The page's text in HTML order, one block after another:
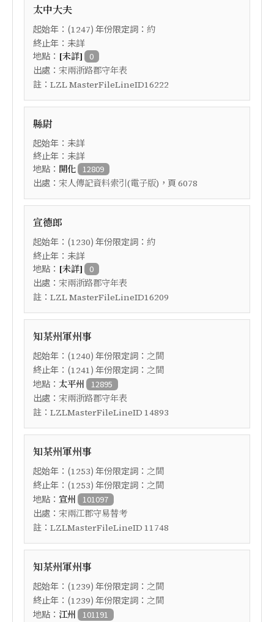
太中大夫
起始年：(1247) 年份限定詞： 約
終止年：未詳
地點： [未詳] 0
出處： 宋兩浙路郡守年表
註： LZL MasterFileLineID16222
縣尉
起始年：未詳
終止年：未詳
地點： 開化 12809
出處： 宋人傳記資料索引(電子版) ，頁 6078
宣德郎
起始年：(1230) 年份限定詞： 約
終止年：未詳
地點： [未詳] 0
出處： 宋兩浙路郡守年表
註： LZL MasterFileLineID16209
知某州軍州事
起始年：(1240) 年份限定詞： 之間
終止年：(1241) 年份限定詞： 之間
地點： 太平州 12895
出處： 宋兩浙路郡守年表
註： LZLMasterFileLineID 14893
知某州軍州事
起始年：(1253) 年份限定詞： 之間
終止年：(1253) 年份限定詞： 之間
地點： 宣州 101097
出處： 宋兩江郡守易替考
註： LZLMasterFileLineID 11748
知某州軍州事
起始年：(1239) 年份限定詞： 之間
終止年：(1239) 年份限定詞： 之間
地點： 江州 101191